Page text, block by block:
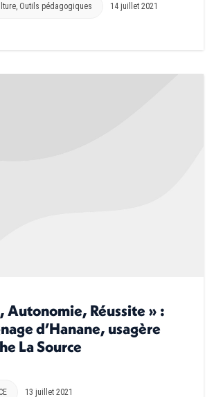
, Outils pédagogiques 14 juillet 2021
Autonomie, Réussite » :
d’Hanane, usagère
La Source
13 juillet 2021